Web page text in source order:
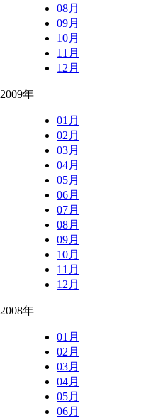
08月
09月
10月
11月
12月
2009年
01月
02月
03月
04月
05月
06月
07月
08月
09月
10月
11月
12月
2008年
01月
02月
03月
04月
05月
06月